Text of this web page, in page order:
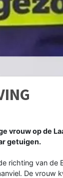
vrouw op de
getuigen.
richting van de
De vrouw